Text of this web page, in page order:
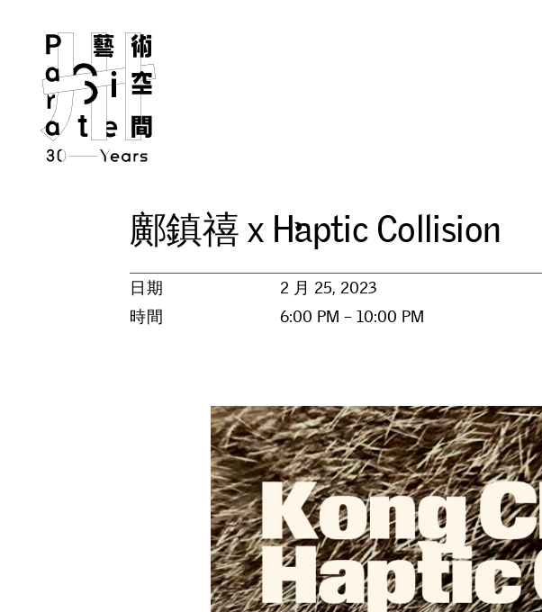
鄺鎮禧 x Haptic Collision
日期
2 月 25, 2023
時間
6:00 PM – 10:00 PM